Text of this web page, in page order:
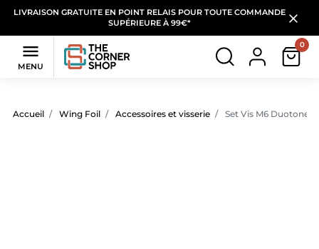
LIVRAISON GRATUITE EN POINT RELAIS POUR TOUTE COMMANDE
SUPÉRIEURE À 99€*

MENU
0
Accueil Wing Foil Accessoires et visserie Set Vis M6 Duotone